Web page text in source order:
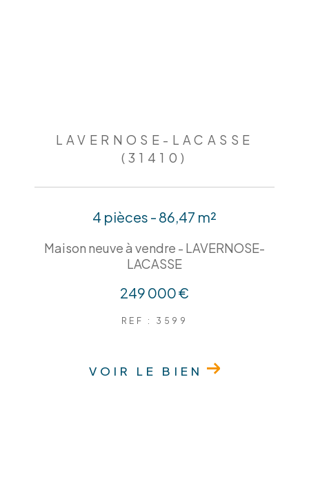
LAVERNOSE-LACASSE
(31410)
4 pièces - 86,47 m²
Maison neuve à vendre - LAVERNOSE-
LACASSE
249 000 €
REF : 3599
VOIR LE BIEN